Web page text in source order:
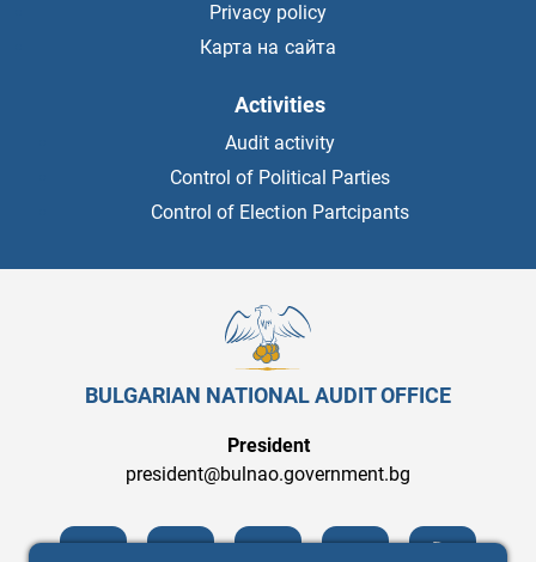
първостепенни разпоредители
първостепенни разпоредители
Финансови одити на ГФО за 2016 г. - общини
училища
Финансови одити на ГФО за 2017 г.- централни
първостепенни разпоредители
Финансови одити на ГФО за 2017 г. - общини
Privacy policy
Карта на сайта
Activities
Audit activity
Control of Political Parties
Control of Election Partcipants
BULGARIAN NATIONAL AUDIT OFFICE
President
president@bulnao.government.bg